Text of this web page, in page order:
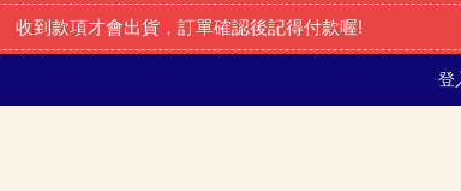
收到款項才會出貨，訂單確認後記得付款喔!
登